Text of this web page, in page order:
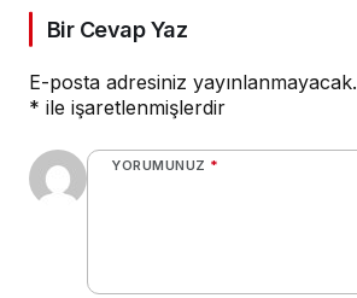
Bir Cevap Yaz
E-posta adresiniz yayınlanmayacak.
* ile işaretlenmişlerdir
YORUMUNUZ *